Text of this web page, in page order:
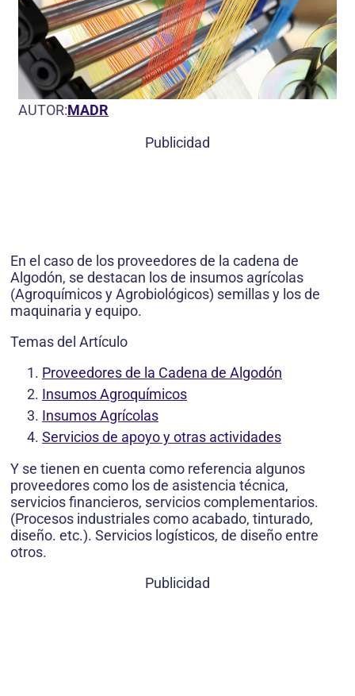
AUTOR:MADR
Publicidad
En el caso de los proveedores de la cadena de
Algodón, se destacan los de insumos agrícolas
(Agroquímicos y Agrobiológicos) semillas y los de
maquinaria y equipo.
Temas del Artículo
Proveedores de la Cadena de Algodón
Insumos Agroquímicos
Insumos Agrícolas
Servicios de apoyo y otras actividades
Y se tienen en cuenta como referencia algunos
proveedores como los de asistencia técnica,
servicios financieros, servicios complementarios.
(Procesos industriales como acabado, tinturado,
diseño. etc.). Servicios logísticos, de diseño entre
otros.
Publicidad